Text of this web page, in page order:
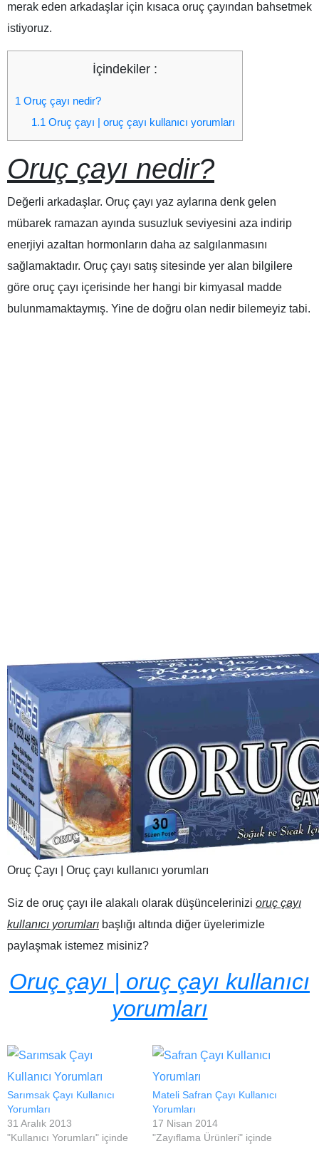
merak eden arkadaşlar için kısaca oruç çayından bahsetmek
istiyoruz.
İçindekiler :
1 Oruç çayı nedir?
1.1 Oruç çayı | oruç çayı kullanıcı yorumları
Oruç çayı nedir?
Değerli arkadaşlar. Oruç çayı yaz aylarına denk gelen
mübarek ramazan ayında susuzluk seviyesini aza indirip
enerjiyi azaltan hormonların daha az salgılanmasını
sağlamaktadır. Oruç çayı satış sitesinde yer alan bilgilere
göre oruç çayı içerisinde her hangi bir kimyasal madde
bulunmamaktaymış. Yine de doğru olan nedir bilemeyiz tabi.
Oruç Çayı | Oruç çayı kullanıcı yorumları
Siz de oruç çayı ile alakalı olarak düşüncelerinizi oruç çayı
kullanıcı yorumları başlığı altında diğer üyelerimizle
paylaşmak istemez misiniz?
Oruç çayı | oruç çayı kullanıcı
yorumları
Sarımsak Çayı Kullanıcı
Yorumları
31 Aralık 2013
"Kullanıcı Yorumları" içinde
Mateli Safran Çayı Kullanıcı
Yorumları
17 Nisan 2014
"Zayıflama Ürünleri" içinde